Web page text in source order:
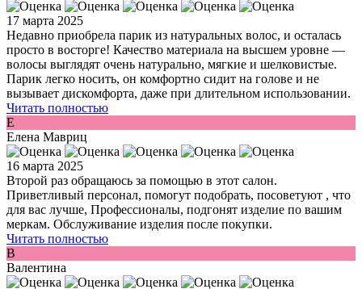
17 марта 2025
Недавно приобрела парик из натуральных волос, и осталась
просто в восторге! Качество материала на высшем уровне —
волосы выглядят очень натурально, мягкие и шелковистые.
Парик легко носить, он комфортно сидит на голове и не
вызывает дискомфорта, даже при длительном использовании.
Читать полностью
Е
Елена Мавриц
16 марта 2025
Второй раз обращаюсь за помощью в этот салон.
Приветливый персонал, помогут подобрать, посоветуют , что
для вас лучше, Профессионалы, подгонят изделие по вашим
меркам. Обслуживание изделия после покупки.
Читать полностью
В
Валентина